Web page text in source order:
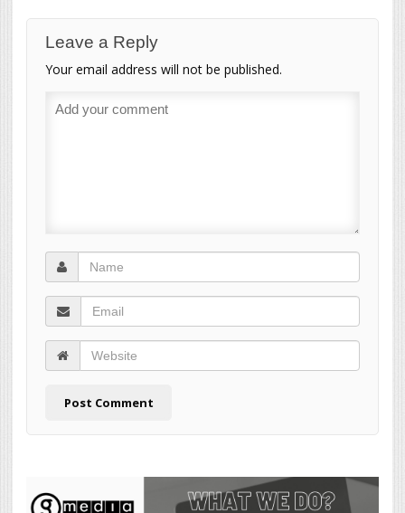
Leave a Reply
Your email address will not be published.